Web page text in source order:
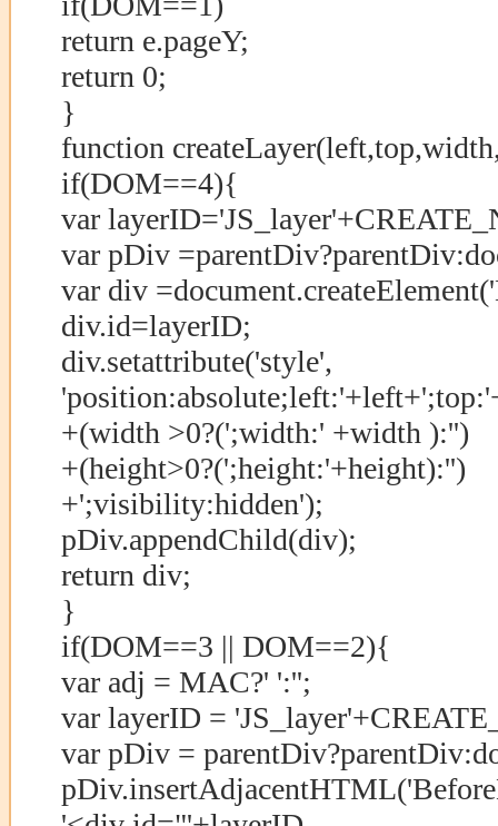
return e.pageY;
return 0;
}
function
if(DOM==4){
var
var pDiv
var div
div.id=layerID;
div.setattribute('style',
+(width >0?(';width:' +width ):'')
+(height>0?(';height:'+height):'')
+';visibility:hidden');
pDiv.appendChild(div);
return div;
}
if(DOM==3 || DOM==2){
var adj = MAC?' ':'';
var layerID =
var pDiv =